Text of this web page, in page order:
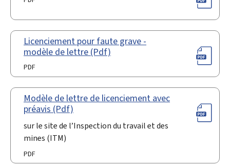
Licenciement pour faute grave -
modèle de lettre (Pdf)
PDF
Modèle de lettre de licenciement avec
préavis (Pdf)
sur le site de l’Inspection du travail et des
mines (ITM)
PDF